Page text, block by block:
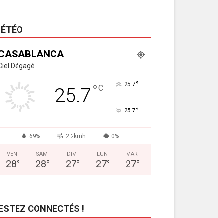
Dégagé
25.7 °C 25.7°
25.7°
69% 2.2kmh 0%
VEN
28°
SAM
28°
DIM
27°
LUN
27°
MAR
27°
CONNECTÉS !